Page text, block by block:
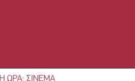
ΩΡΑ: ΣΙΝΕΜΑ